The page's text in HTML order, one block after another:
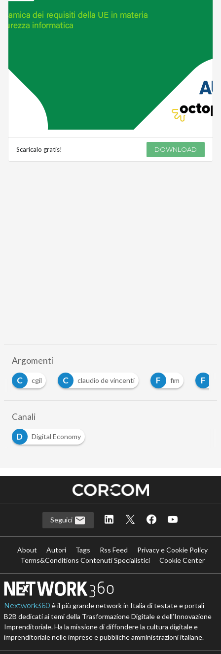
Scaricalo gratis! DOWNLOAD
Argomenti
C
cgil C claudio de vincenti F fim F
Canali
D
Digital Economy
Seguici
About Autori Tags Rss Feed
Privacy e Cookie Policy
Terms&Conditions Contenuti Specialistici
Cookie Center
Nextwork360 è il più grande network in Italia di testate e portali
B2B dedicati ai temi della Trasformazione Digitale e dell’Innovazione
Imprenditoriale. Ha la missione di diffondere la cultura digitale e
imprenditoriale nelle imprese e pubbliche amministrazioni italiane.